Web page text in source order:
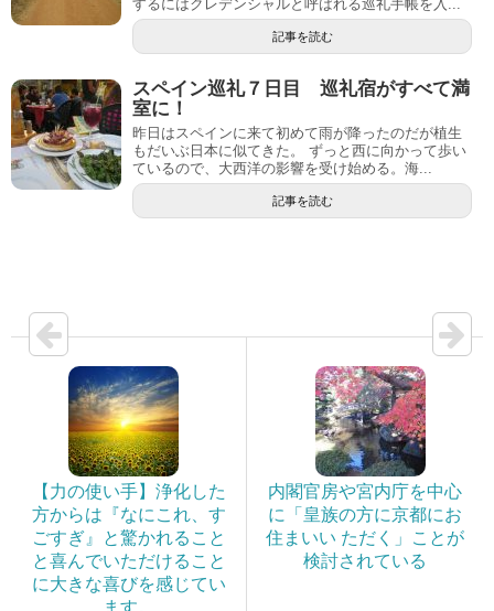
するにはクレデンシャルと呼ばれる巡礼手帳を入...
記事を読む
スペイン巡礼７日目 巡礼宿がすべて満
室に！
昨日はスペインに来て初めて雨が降ったのだが植生
もだいぶ日本に似てきた。 ずっと西に向かって歩い
ているので、大西洋の影響を受け始める。海...
記事を読む
【力の使い手】浄化した
方からは『なにこれ、す
ごすぎ』と驚かれること
と喜んでいただけること
に大きな喜びを感じてい
ます。
内閣官房や宮内庁を中心
に「皇族の方に京都にお
住まいい ただく」ことが
検討されている